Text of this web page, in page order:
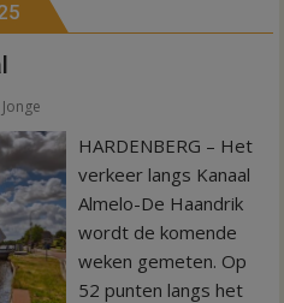
HARDENBERG – Het
verkeer langs Kanaal
Almelo-De Haandrik
wordt de komende
weken gemeten. Op
52 punten langs het